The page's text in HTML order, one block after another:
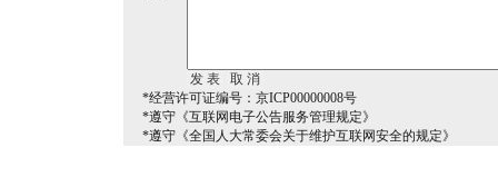
*经营许可证编号：京ICP00000008号
*遵守《互联网电子公告服务管理规定》
*遵守《全国人大常委会关于维护互联网安全的规定》